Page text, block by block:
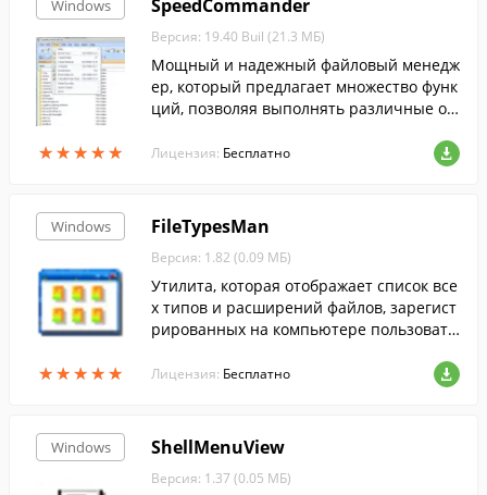
Windows
★★★★★
★★★★★
SpeedCommander
Версия: 19.40 Buil (21.3 МБ)
Мощный и надежный файловый менедж
ер, который предлагает множество функ
ций, позволяя выполнять различные оп
ереименование и разделение на части.
Лицензия: Бесплатно
Windows
★★★★★
★★★★★
FileTypesMan
Версия: 1.82 (0.09 МБ)
Утилита, которая отображает список все
х типов и расширений файлов, зарегист
рированных на компьютере пользовате
Лицензия: Бесплатно
Windows ShellMenuView
Версия: 1.37 (0.05 МБ)